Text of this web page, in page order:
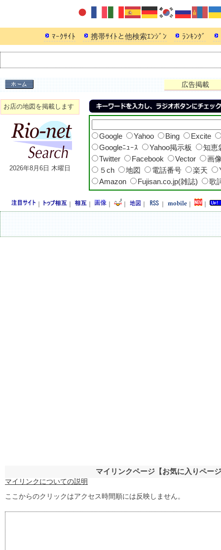
ﾏｰｸｻｲﾄ 携帯ｻｲﾄと他検索ｴﾝｼﾞﾝ ﾗﾝｷﾝｸﾞ
広告掲載
お店の地図を掲載します
2026年8月6日 木曜日
Google Yahoo Bing
Excite
Googleﾆｭｰｽ
Yahoo掲示板
知恵
Twitter
Facebook Vector
画
５ch
地図 電話番号 楽天
Amazon
Fujisan.co.jp(雑誌) 歌
｜ ｜ ｜ ｜ ｜ ｜ ｜
マイリンクページ【お気に入りペー
マイリンクについての説明
ここからのクリックはアクセス時間順には反映しません。